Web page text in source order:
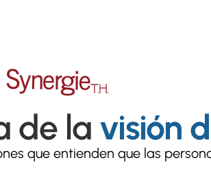
de la visión
que entienden que las